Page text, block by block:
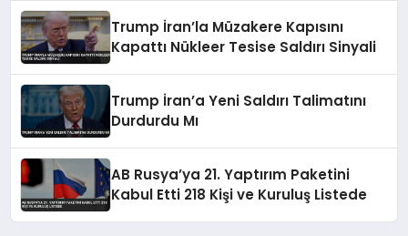
Trump İran’la Müzakere Kapısını
Kapattı Nükleer Tesise Saldırı Sinyali
Trump İran’a Yeni Saldırı Talimatını
Durdurdu Mı
AB Rusya’ya 21. Yaptırım Paketini
Kabul Etti 218 Kişi ve Kuruluş Listede